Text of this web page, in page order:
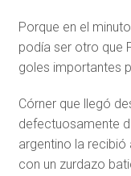
Porque en el
podía ser otro que
goles importantes
Córner que llegó
defectuosamente
argentino la
con un zurdazo